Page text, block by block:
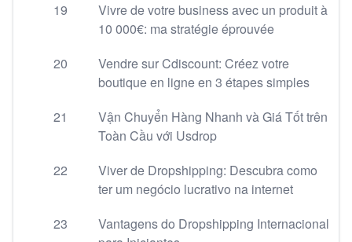
19
Vivre de votre business avec un produit à
10 000€: ma stratégie éprouvée
20
Vendre sur Cdiscount: Créez votre
boutique en ligne en 3 étapes simples
21
Vận Chuyển Hàng Nhanh và Giá Tốt trên
Toàn Cầu với Usdrop
22
Viver de Dropshipping: Descubra como
ter um negócio lucrativo na internet
23
Vantagens do Dropshipping Internacional